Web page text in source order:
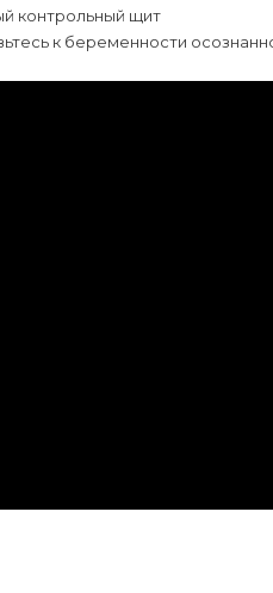
контрольный щит
к беременности